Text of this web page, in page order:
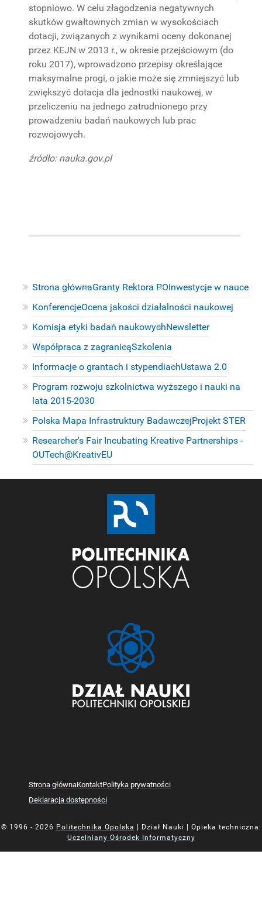
Strona głównaGranty Rektora POInwestycje w nauce
KonferencjeOcena jakości działalności naukowej
Komisja etyki badań naukowychNewsletter
Współpraca z zagranicąSzkolenia
Informacje o grantach i stypendiachUstawa 2.0
Program rozwoju szkolnictwa wyższego i nauki na
lata 2015-2030
Polska Mapa Infrastruktury BadawczejProjekt STER
Researcher's Fair Incubating Kreative Partnerships -
OUTech@KreativEU
stopniowo. W celu złagodzenia negatywnych
skutków gwałtownych zmian w wysokościach
dotacji, związanych z wynikami oceny dokonanej
przez KEJN w 2013 r., w okresie przejściowym (do
roku 2017), wprowadzono przepisy określające
maksymalne progi, o jakie może się zmniejszyć lub
zwiększyć dotacja dla jednostki naukowej, w
przeliczeniu na jednego zatrudnionego przy
prowadzeniu badań naukowych lub prac
rozwojowych.
źródło: nauka.gov.pl
Strona głównaKontaktPolityka prywatności
Deklaracja dostępności
© 1996 - 2026 Politechnika Opolska
| Dział Nauki | Opieka techniczna:
Uczelniany Ośrodek Informatyczny